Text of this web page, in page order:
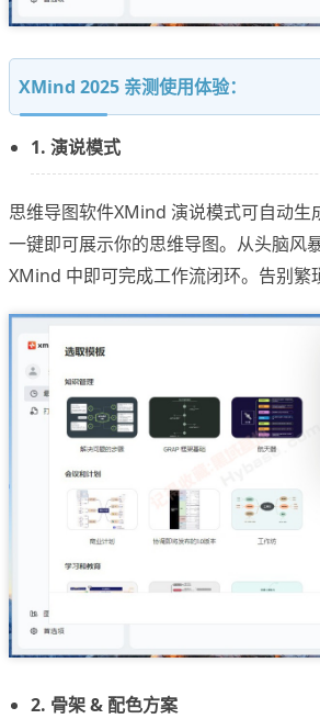
XMind 2025 亲测使用体验：
1. 演说模式
思维导图软件XMind 演说模式可自动生
一键即可展示你的思维导图。从头脑风
XMind 中即可完成工作流闭环。告别繁
2. 骨架 & 配色方案